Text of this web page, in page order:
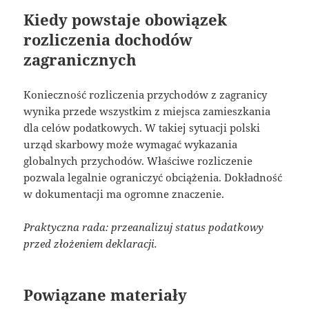
Kiedy powstaje obowiązek
rozliczenia dochodów
zagranicznych
Konieczność rozliczenia przychodów z zagranicy
wynika przede wszystkim z miejsca zamieszkania
dla celów podatkowych. W takiej sytuacji polski
urząd skarbowy może wymagać wykazania
globalnych przychodów. Właściwe rozliczenie
pozwala legalnie ograniczyć obciążenia. Dokładność
w dokumentacji ma ogromne znaczenie.
Praktyczna rada: przeanalizuj status podatkowy
przed złożeniem deklaracji.
Powiązane materiały